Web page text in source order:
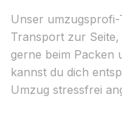
Unser
Transport zur
gerne beim Packen
kannst du dich
Umzug stressfrei